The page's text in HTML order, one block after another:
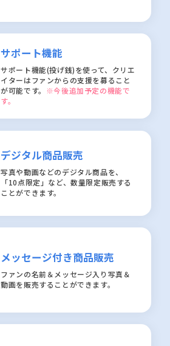
サポート機能
サポート機能(投げ銭)を使って、クリエ
イターはファンからの支援を募ること
が可能です。 ※今後追加予定の機能で
す。
デジタル商品販売
写真や動画などのデジタル商品を、
「10点限定」など、数量限定販売する
ことができます。
メッセージ付き商品販売
ファンの名前＆メッセージ入り写真＆
動画を販売することができます。